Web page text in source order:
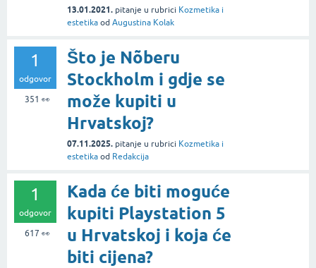
13.01.2021. pitanje u rubrici Kozmetika i
estetika od Augustina Kolak
1
odgovor
351 👀
Što je Nõberu
Stockholm i gdje se
može kupiti u
Hrvatskoj?
07.11.2025. pitanje u rubrici Kozmetika i
estetika od Redakcija
1
odgovor
617 👀
Kada će biti moguće
kupiti Playstation 5
u Hrvatskoj i koja će
biti cijena?